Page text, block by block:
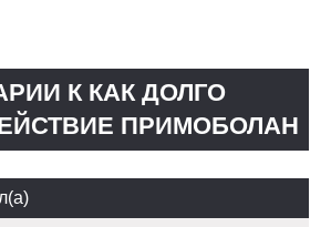
К КАК ДОЛГО
ПРИМОБОЛАН